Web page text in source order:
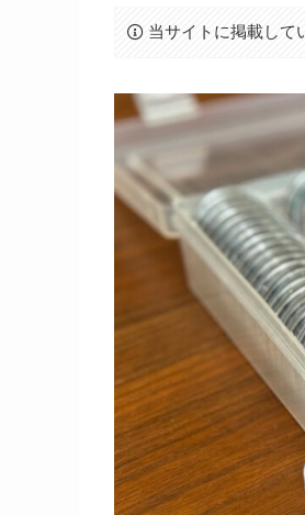
当サイトに掲載して